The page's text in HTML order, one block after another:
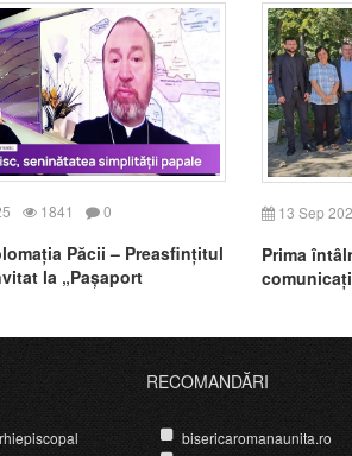
1841 0
Păcii – Preasfințitul
la „Pașaport
13 Sep
Prima
RECOMANDĂRI
bisericaromanaunita.ro